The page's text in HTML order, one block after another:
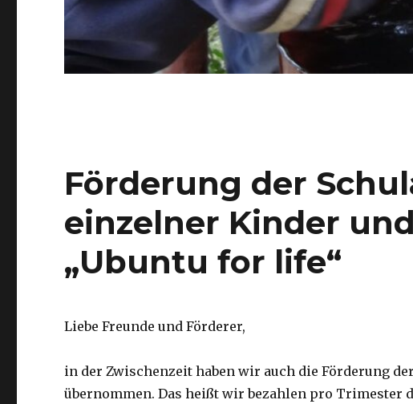
Förderung der
einzelner Kinder
„Ubuntu for life“
Liebe Freunde und Förderer,
in der Zwischenzeit haben wir auch die Förderung
übernommen. Das heißt wir bezahlen pro Trimester